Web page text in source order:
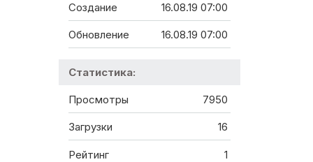
Создание 16.08.19 07:00
Обновление 16.08.19 07:00
Статистика:
Просмотры 7950
Загрузки 16
Рейтинг 1